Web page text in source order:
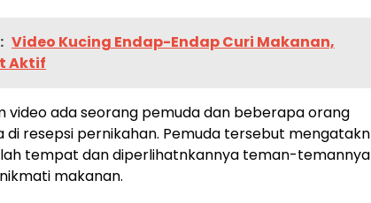
Video Kucing Endap-Endap Curi Makanan,
Aktif
video ada seorang pemuda dan beberapa orang
di resepsi pernikahan. Pemuda tersebut mengatakn
tempat dan diperlihatnkannya teman-temannya
makanan.